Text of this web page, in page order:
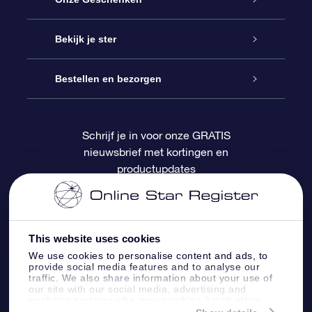
This website uses cookies
We use cookies to personalise content and ads, to
provide social media features and to analyse our
traffic. We also share information about your use of
our site with our social media, advertising and
Contact
Blog
OSR Recensies
Online Star Gift
OSR Cadeaupakket
OSR Cadeaukaart
Relatiegeschenken
Bekijk je ster
Sterrenregister
Gepersonaliseerde sterrenpagina
One Million Stars
OSR Starsaver
Fly me to the Stars App
Bestellen en bezorgen
Betalingsinformatie
Verzendinformatie
Retourbeleid
Constellaties
Schrijf je in voor onze GRATIS
nieuwsbrief met kortingen en
productupdates